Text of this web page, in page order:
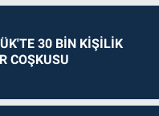
30 BİN KİŞİLİK
COŞKUSU